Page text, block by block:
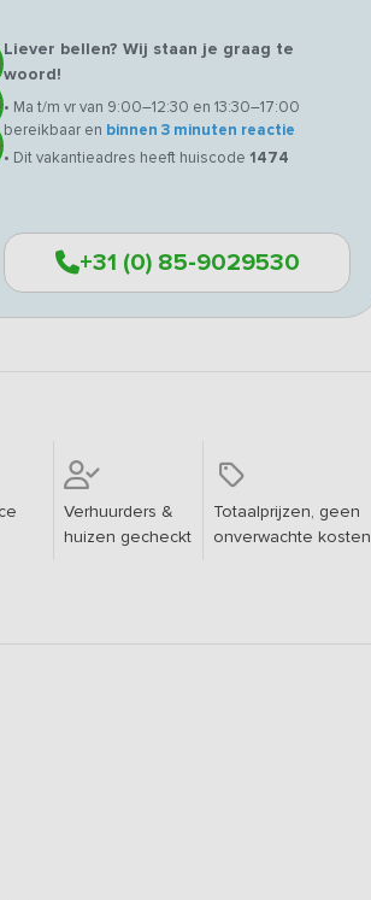
Liever bellen? Wij staan je graag te
woord!
• Ma t/m vr van 9:00–12:30 en 13:30–17:00
bereikbaar en binnen 3 minuten reactie
• Dit vakantieadres heeft huiscode 1474
+31 (0) 85-9029530
Verhuurders &
huizen gecheckt
Totaalprijzen, geen
onverwachte kosten